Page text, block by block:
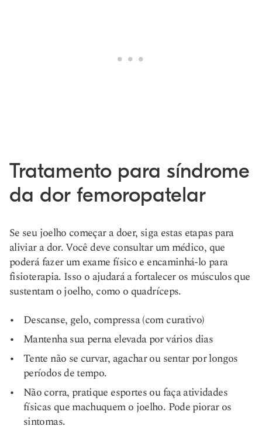
Tratamento para síndrome
da dor femoropatelar
Se seu joelho começar a doer, siga estas etapas para
aliviar a dor. Você deve consultar um médico, que
poderá fazer um exame físico e encaminhá-lo para
fisioterapia. Isso o ajudará a fortalecer os músculos que
sustentam o joelho, como o quadríceps.
Descanse, gelo, compressa (com curativo)
Mantenha sua perna elevada por vários dias
Tente não se curvar, agachar ou sentar por longos
períodos de tempo.
Não corra, pratique esportes ou faça atividades
físicas que machuquem o joelho. Pode piorar os
sintomas.